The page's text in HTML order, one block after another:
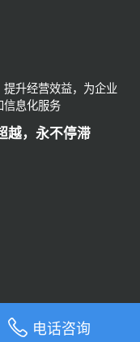
升经营效益，为企业
信息化服务
越，永不停滞
电话咨询